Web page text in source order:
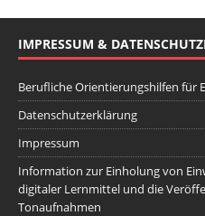
IMPRESSUM &
Berufliche Orientierungshilfen für
Datenschutzerklärung
Impressum
Information zur Einholung von
digitaler Lernmittel und die
Tonaufnahmen